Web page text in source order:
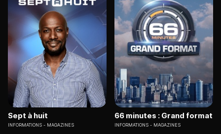
Sept à huit
INFORMATIONS MAGAZINES
66 minutes : Grand format
INFORMATIONS MAGAZINES